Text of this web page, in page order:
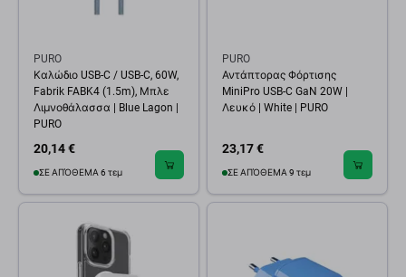
PURO
Καλώδιο USB-C / USB-C, 60W,
Fabrik FABK4 (1.5m), Μπλε
Λιμνοθάλασσα | Blue Lagon |
PURO
20,14 €
ΣΕ ΑΠΌΘΕΜΑ 6 τεμ
PURO
Αντάπτορας Φόρτισης
MiniPro USB-C GaN 20W |
Λευκό | White | PURO
23,17 €
ΣΕ ΑΠΌΘΕΜΑ 9 τεμ